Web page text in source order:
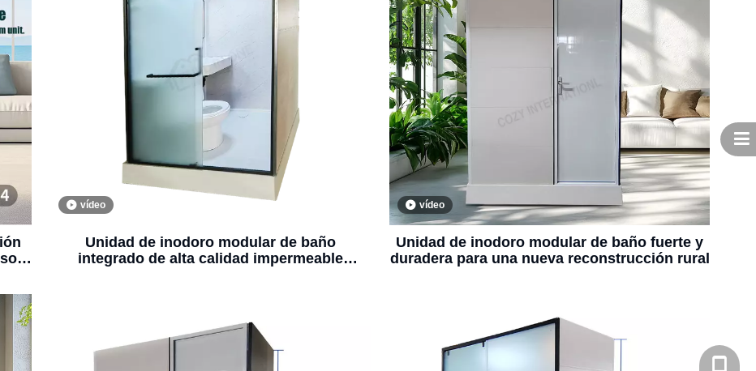
vídeo
Unidad de inodoro modular de baño
integrado de alta calidad impermeable
vídeo
Unidad de inodoro modular de baño fuerte y
duradera para una nueva reconstrucción rural
+86-